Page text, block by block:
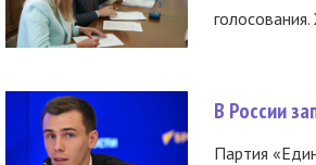
В России
Партия